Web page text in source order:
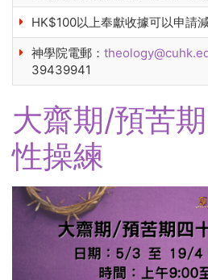
HK$100以上奉獻收據可以申請減
神學院電郵：
39439941
大齋期/預苦
性操練